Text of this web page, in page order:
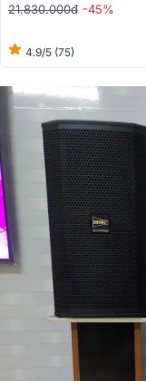
21.830.000đ -45%
4.9/5 (75)